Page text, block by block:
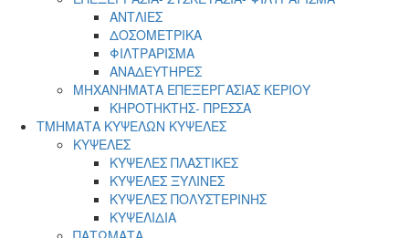
ΑΝΤΛΙΕΣ
ΔΟΣΟΜΕΤΡΙΚΑ
ΦΙΛΤΡΑΡΙΣΜΑ
ΑΝΑΔΕΥΤΗΡΕΣ
ΜΗΧΑΝΗΜΑΤΑ ΕΠΕΞΕΡΓΑΣΙΑΣ ΚΕΡΙΟΥ
ΚΗΡΟΤΗΚΤΗΣ- ΠΡΕΣΣΑ
ΤΜΗΜΑΤΑ ΚΥΨΕΛΩΝ ΚΥΨΕΛΕΣ
ΚΥΨΕΛΕΣ
ΚΥΨΕΛΕΣ ΠΛΑΣΤΙΚΕΣ
ΚΥΨΕΛΕΣ ΞΥΛΙΝΕΣ
ΚΥΨΕΛΕΣ ΠΟΛΥΣΤΕΡΙΝΗΣ
ΚΥΨΕΛΙΔΙΑ